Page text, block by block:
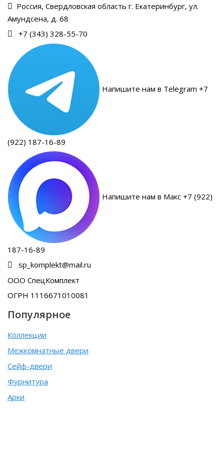
Россия, Свердловская область г. Екатеринбург, ул.
Амундсена, д. 68
+7 (343) 328-55-70
Напишите нам в Telegram +7
(922) 187-16-89
Напишите нам в Макс +7 (922)
187-16-89
sp_komplekt@mail.ru
ООО СпецКомплект
ОГРН 1116671010081
Популярное
Коллекции
Межкомнатные двери
Сейф-двери
Фурнитура
Арки